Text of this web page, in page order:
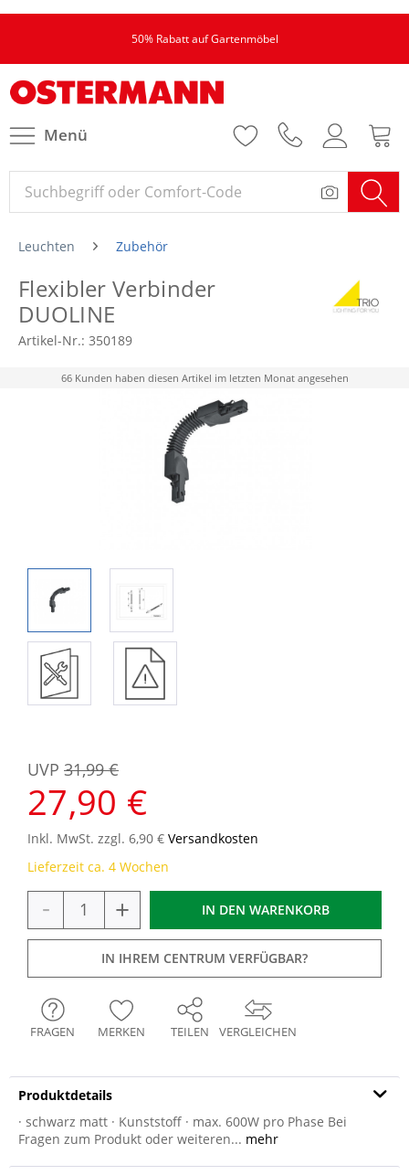
50% Rabatt auf Gartenmöbel
Menü
Leuchten Zubehör
Flexibler Verbinder
DUOLINE
Artikel-Nr.: 350189
66 Kunden haben diesen Artikel im letzten Monat angesehen
27,90 €
UVP 31,99 €
Inkl. MwSt. zzgl. 6,90 € Versandkosten
Lieferzeit ca. 4 Wochen
- + IN DEN WARENKORB
IN IHREM CENTRUM VERFÜGBAR?
VERGLEICHEN
FRAGEN MERKEN TEILEN
Produktdetails
· schwarz matt · Kunststoff · max. 600W pro Phase Bei
Fragen zum Produkt oder weiteren... mehr